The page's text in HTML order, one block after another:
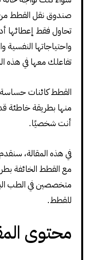
صندوق نقل القطط
تحاول فقط إعطائها
واحتياجاتها
تفاعلك معها في هذه
القطط كائنات حساسة
منها بطريقة خاطئة
أنت شخصيًا.
في هذه المقالة،
مع القطط الخائفة
متخصصين في الطب
للقطط.
محتوى